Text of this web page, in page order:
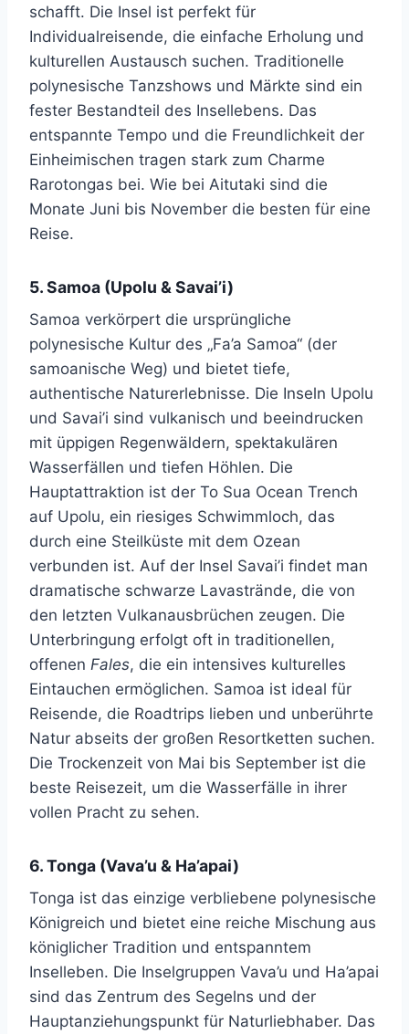
schafft. Die Insel ist perfekt für
Individualreisende, die einfache Erholung und
kulturellen Austausch suchen. Traditionelle
polynesische Tanzshows und Märkte sind ein
fester Bestandteil des Insellebens. Das
entspannte Tempo und die Freundlichkeit der
Einheimischen tragen stark zum Charme
Rarotongas bei. Wie bei Aitutaki sind die
Monate Juni bis November die besten für eine
Reise.
5. Samoa (Upolu & Savai’i)
Samoa verkörpert die ursprüngliche
polynesische Kultur des „Fa’a Samoa“ (der
samoanische Weg) und bietet tiefe,
authentische Naturerlebnisse. Die Inseln Upolu
und Savai’i sind vulkanisch und beeindrucken
mit üppigen Regenwäldern, spektakulären
Wasserfällen und tiefen Höhlen. Die
Hauptattraktion ist der To Sua Ocean Trench
auf Upolu, ein riesiges Schwimmloch, das
durch eine Steilküste mit dem Ozean
verbunden ist. Auf der Insel Savai’i findet man
dramatische schwarze Lavastrände, die von
den letzten Vulkanausbrüchen zeugen. Die
Unterbringung erfolgt oft in traditionellen,
offenen Fales, die ein intensives kulturelles
Eintauchen ermöglichen. Samoa ist ideal für
Reisende, die Roadtrips lieben und unberührte
Natur abseits der großen Resortketten suchen.
Die Trockenzeit von Mai bis September ist die
beste Reisezeit, um die Wasserfälle in ihrer
vollen Pracht zu sehen.
6. Tonga (Vava’u & Ha’apai)
Tonga ist das einzige verbliebene polynesische
Königreich und bietet eine reiche Mischung aus
königlicher Tradition und entspanntem
Inselleben. Die Inselgruppen Vava’u und Ha’apai
sind das Zentrum des Segelns und der
Hauptanziehungspunkt für Naturliebhaber. Das